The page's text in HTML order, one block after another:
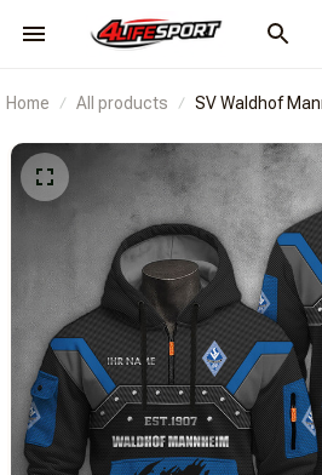
Home All products SV Waldhof